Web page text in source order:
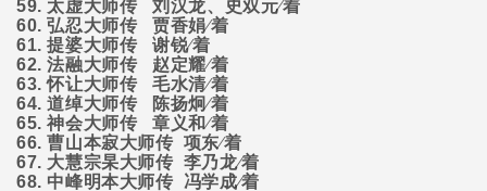
59. 太虚大师传
刘汉龙、史双元∕着
60.弘忍大师传
贾香娟∕着
61.提婆大师传
谢锐∕着
62.法融大师传
赵定耀∕着
63.怀让大师传
毛水清∕着
64.道绰大师传
陈扬炯∕着
65.神会大师传
章义和∕着
66.曹山本寂大师传 项东∕着
67. 大慧宗杲大师传 李乃龙∕着
68. 中峰明本大师传
冯学成∕着